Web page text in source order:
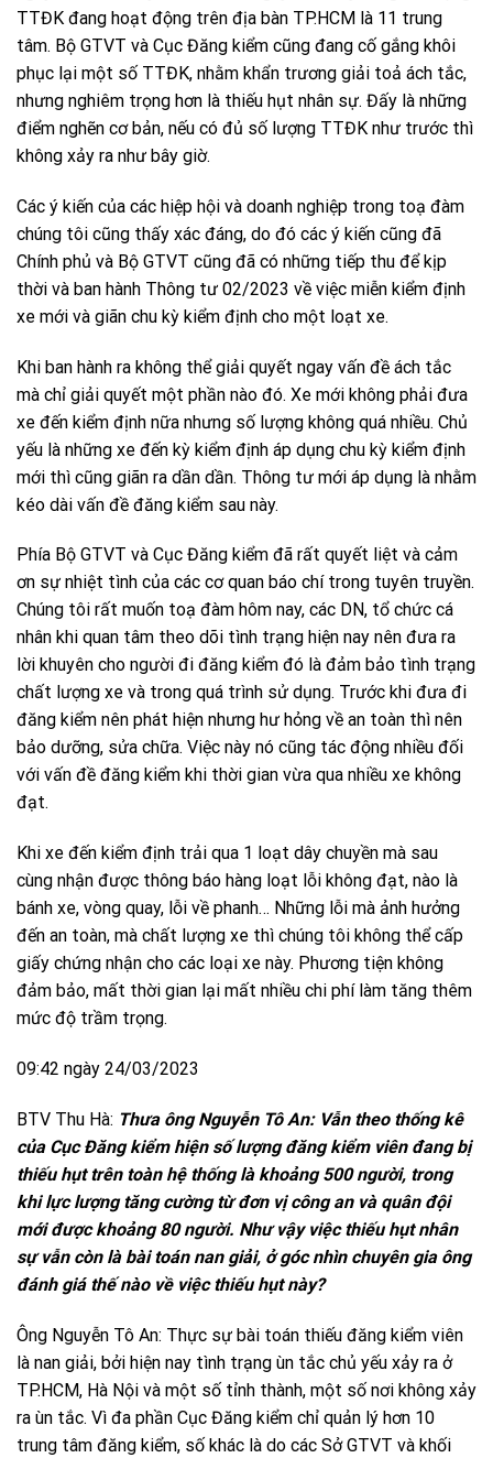
TTĐK đang hoạt động trên địa bàn TP.HCM là 11 trung
tâm. Bộ GTVT và Cục Đăng kiểm cũng đang cố gắng khôi
phục lại một số TTĐK, nhằm khẩn trương giải toả ách tắc,
nhưng nghiêm trọng hơn là thiếu hụt nhân sự. Đấy là những
điểm nghẽn cơ bản, nếu có đủ số lượng TTĐK như trước thì
không xảy ra như bây giờ.
Các ý kiến của các hiệp hội và doanh nghiệp trong toạ đàm
chúng tôi cũng thấy xác đáng, do đó các ý kiến cũng đã
Chính phủ và Bộ GTVT cũng đã có những tiếp thu để kịp
thời và ban hành Thông tư 02/2023 về việc miễn kiểm định
xe mới và giãn chu kỳ kiểm định cho một loạt xe.
Khi ban hành ra không thể giải quyết ngay vấn đề ách tắc
mà chỉ giải quyết một phần nào đó. Xe mới không phải đưa
xe đến kiểm định nữa nhưng số lượng không quá nhiều. Chủ
yếu là những xe đến kỳ kiểm định áp dụng chu kỳ kiểm định
mới thì cũng giãn ra dần dần. Thông tư mới áp dụng là nhằm
kéo dài vấn đề đăng kiểm sau này.
Phía Bộ GTVT và Cục Đăng kiểm đã rất quyết liệt và cảm
ơn sự nhiệt tình của các cơ quan báo chí trong tuyên truyền.
Chúng tôi rất muốn toạ đàm hôm nay, các DN, tổ chức cá
nhân khi quan tâm theo dõi tình trạng hiện nay nên đưa ra
lời khuyên cho người đi đăng kiểm đó là đảm bảo tình trạng
chất lượng xe và trong quá trình sử dụng. Trước khi đưa đi
đăng kiểm nên phát hiện nhưng hư hỏng về an toàn thì nên
bảo dưỡng, sửa chữa. Việc này nó cũng tác động nhiều đối
với vấn đề đăng kiểm khi thời gian vừa qua nhiều xe không
đạt.
Khi xe đến kiểm định trải qua 1 loạt dây chuyền mà sau
cùng nhận được thông báo hàng loạt lỗi không đạt, nào là
bánh xe, vòng quay, lỗi về phanh… Những lỗi mà ảnh hưởng
đến an toàn, mà chất lượng xe thì chúng tôi không thể cấp
giấy chứng nhận cho các loại xe này. Phương tiện không
đảm bảo, mất thời gian lại mất nhiều chi phí làm tăng thêm
mức độ trầm trọng.
09:42 ngày 24/03/2023
BTV Thu Hà: Thưa ông Nguyễn Tô An: Vẫn theo thống kê
của Cục Đăng kiểm hiện số lượng đăng kiểm viên đang bị
thiếu hụt trên toàn hệ thống là khoảng 500 người, trong
khi lực lượng tăng cường từ đơn vị công an và quân đội
mới được khoảng 80 người. Như vậy việc thiếu hụt nhân
sự vẫn còn là bài toán nan giải, ở góc nhìn chuyên gia ông
đánh giá thế nào về việc thiếu hụt này?
Ông Nguyễn Tô An: Thực sự bài toán thiếu đăng kiểm viên
là nan giải, bởi hiện nay tình trạng ùn tắc chủ yếu xảy ra ở
TP.HCM, Hà Nội và một số tỉnh thành, một số nơi không xảy
ra ùn tắc. Vì đa phần Cục Đăng kiểm chỉ quản lý hơn 10
trung tâm đăng kiểm, số khác là do các Sở GTVT và khối